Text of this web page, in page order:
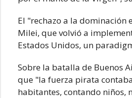
El "rechazo a la
Milei, que volvió a
Estados Unidos, un
Sobre la batalla de Buenos
que "la fuerza pirata
habitantes, contando niños,